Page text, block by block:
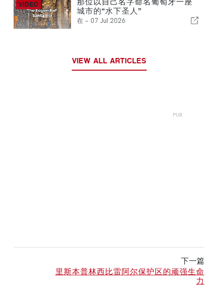
城市的“水下圣人”
在 - 07 Jul 2026
VIEW ALL ARTICLES
下一篇
里斯本普林西比雷阿尔保护区的顽强生命
力